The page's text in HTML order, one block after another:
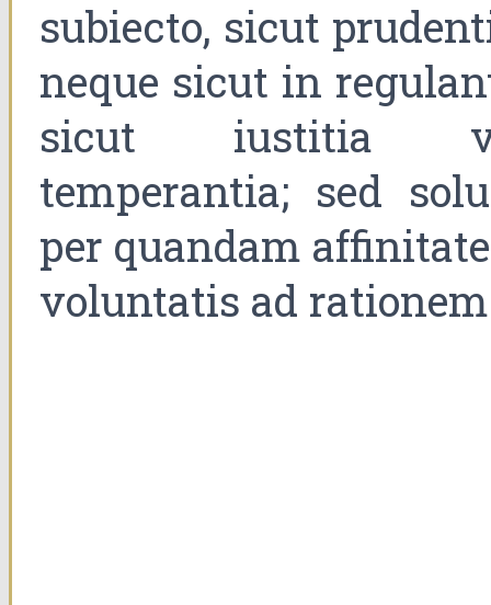
subiecto, sicut
neque sicut in
sicut iustitia
temperantia; sed
per quandam
voluntatis ad